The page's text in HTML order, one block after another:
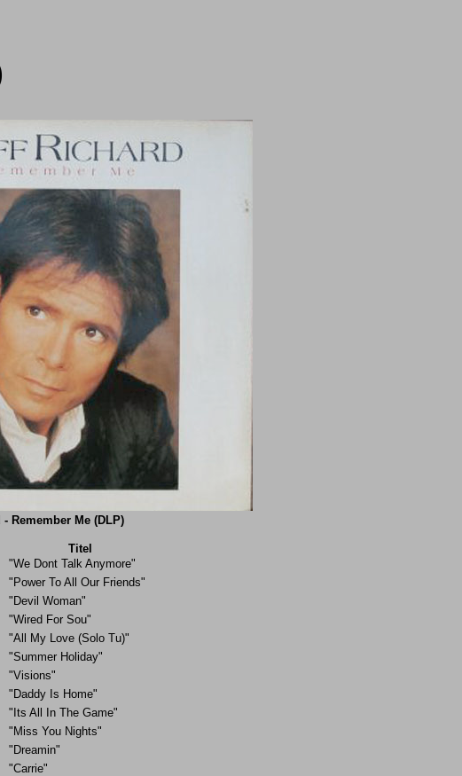
Remember Me (DLP)
Titel
"We Dont Talk Anymore"
"Power To All Our Friends"
"Devil Woman"
"Wired For Sou"
"All My Love (Solo Tu)"
"Summer Holiday"
"Visions"
"Daddy Is Home"
"Its All In The Game"
"Miss You Nights"
"Dreamin"
"Carrie"